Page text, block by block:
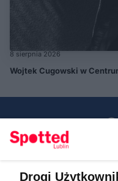
8 sierpnia 2026
Wojtek Cugowski w
Drogi